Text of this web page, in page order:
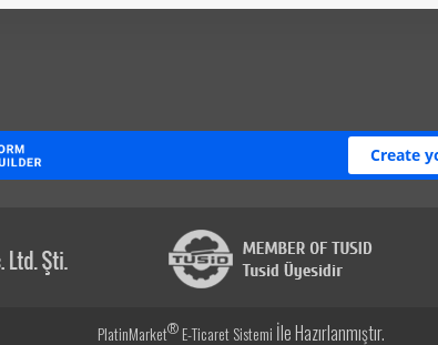
PlatinMarket®E-Ticaret Sistemi İle Hazırlanmıştır.